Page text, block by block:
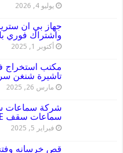
يوليو 4, 2026
واشتراك فوري
أكتوبر 1, 2025
تاشيرة شنغن
مارس 26, 2025
سماعات سقف BOSE أصلية
فبراير 5, 2025